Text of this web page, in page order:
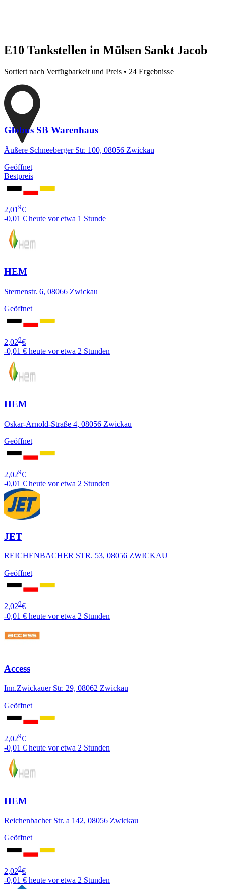
E10 Tankstellen in Mülsen Sankt Jacob
Sortiert nach Verfügbarkeit und Preis • 24 Ergebnisse
Globus SB Warenhaus
Äußere Schneeberger Str. 100, 08056 Zwickau
Geöffnet
Bestpreis
2,01 9€
-0,01 € heute vor etwa 1 Stunde
HEM
Sternenstr. 6, 08066 Zwickau
Geöffnet
2,029€
-0,01 € heute vor etwa 2 Stunden
HEM
Oskar-Arnold-Straße 4, 08056 Zwickau
Geöffnet
2,029€
-0,01 € heute vor etwa 2 Stunden
JET
REICHENBACHER STR. 53, 08056 ZWICKAU
Geöffnet
2,029€
-0,01 € heute vor etwa 2 Stunden
Access
Inn.Zwickauer Str. 29, 08062 Zwickau
Geöffnet
2,029€
-0,01 € heute vor etwa 2 Stunden
HEM
Reichenbacher Str. a 142, 08056 Zwickau
Geöffnet
2,029€
-0,01 € heute vor etwa 2 Stunden